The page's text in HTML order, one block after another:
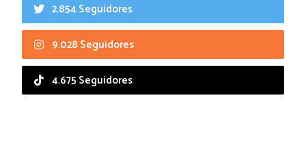
2.854 Seguidores
9.028 Seguidores
4.675 Seguidores